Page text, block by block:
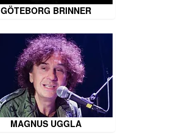
GÖTEBORG BRINNER
MAGNUS UGGLA